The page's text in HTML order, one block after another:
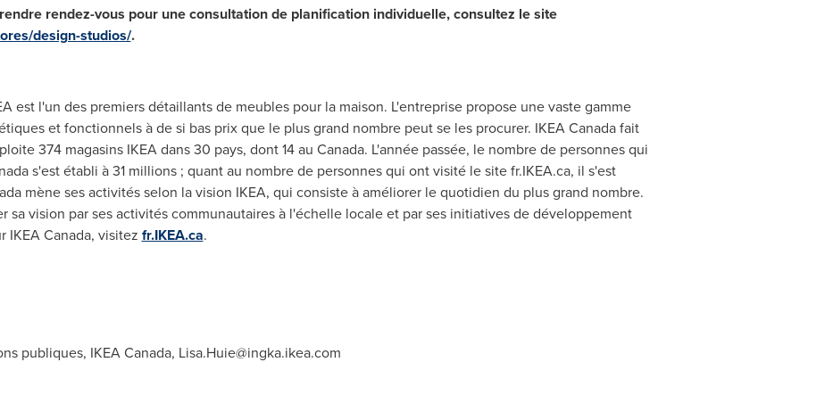
rendez-vous pour une consultation de planification individuelle, consultez le site
design-studios/.
est l'un des premiers détaillants de meubles pour la maison. L'entreprise propose une vaste gamme
et fonctionnels à de si bas prix que le plus grand nombre peut se les procurer. IKEA Canada fait
374 magasins IKEA dans 30 pays, dont 14 au Canada. L'année passée, le nombre de personnes qui
s'est établi à 31 millions ; quant au nombre de personnes qui ont visité le site fr.IKEA.ca, il s'est
mène ses activités selon la vision IKEA, qui consiste à améliorer le quotidien du plus grand nombre.
sa vision par ses activités communautaires à l'échelle locale et par ses initiatives de développement
IKEA Canada, visitez fr.IKEA.ca.
publiques, IKEA Canada, Lisa.Huie@ingka.ikea.com